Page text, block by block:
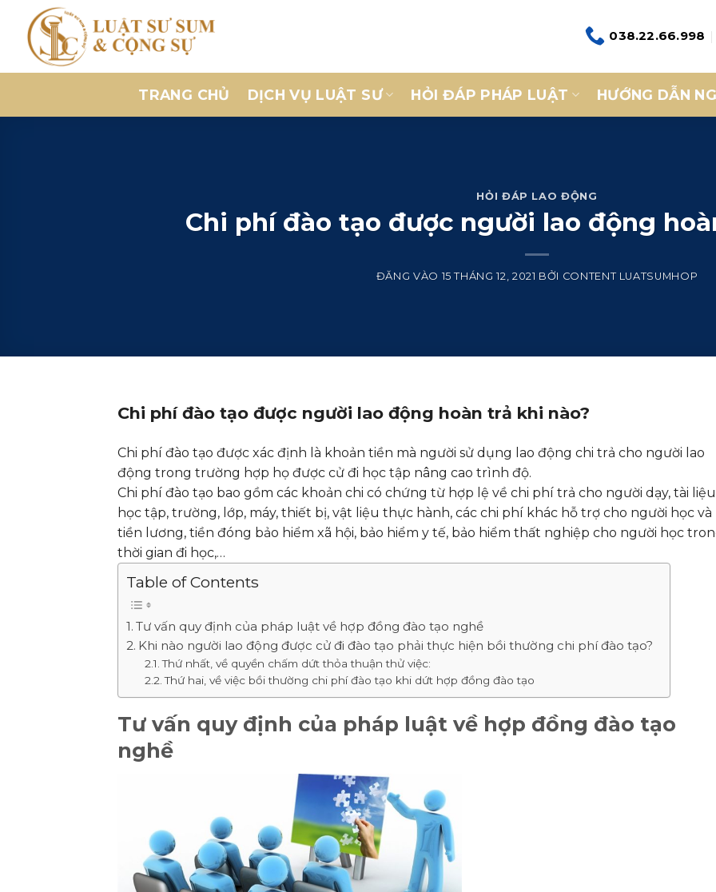
dung
038.22.66.998
TRANG CHỦ DỊCH VỤ LUẬT SƯ HỎI ĐÁP PHÁP LUẬT HƯỚNG DẪN
HỎI ĐÁP LAO ĐỘNG
Chi phí đào tạo được người lao động
ĐĂNG VÀO 15 THÁNG 12, 2021 BỞI CONTENT LUATSUMHOP
Chi phí đào tạo được người lao động hoàn trả khi nào?
Chi phí đào tạo được xác định là khoản tiền mà người sử dụng lao động chi trả cho người lao
động trong trường hợp họ được cử đi học tập nâng cao trình độ.
Chi phí đào tạo bao gồm các khoản chi có chứng từ hợp lệ về chi phí trả cho người dạy, tài liệu
học tập, trường, lớp, máy, thiết bị, vật liệu thực hành, các chi phí khác hỗ trợ cho người học và
tiền lương, tiền đóng bảo hiểm xã hội, bảo hiểm y tế, bảo hiểm thất nghiệp cho người học
thời gian đi học,…
Table of Contents
Tư vấn quy định của pháp luật về hợp đồng đào tạo nghề
Khi nào người lao động được cử đi đào tạo phải thực hiện bồi thường chi phí đào tạo?
Thứ nhất, về quyền chấm dứt thỏa thuận thử việc:
Thứ hai, về việc bồi thường chi phí đào tạo khi dứt hợp đồng đào tạo
Tư vấn quy định của pháp luật về hợp đồng đào tạo
nghề